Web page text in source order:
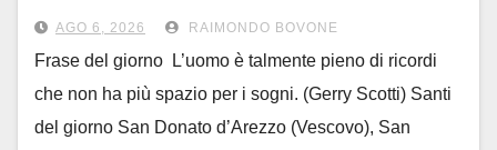
accadde oggi
AGO 6, 2026 RAIMONDO BOVONE
Frase del giorno L’uomo è talmente pieno di ricordi
che non ha più spazio per i sogni. (Gerry Scotti) Santi
del giorno San Donato d’Arezzo (Vescovo), San